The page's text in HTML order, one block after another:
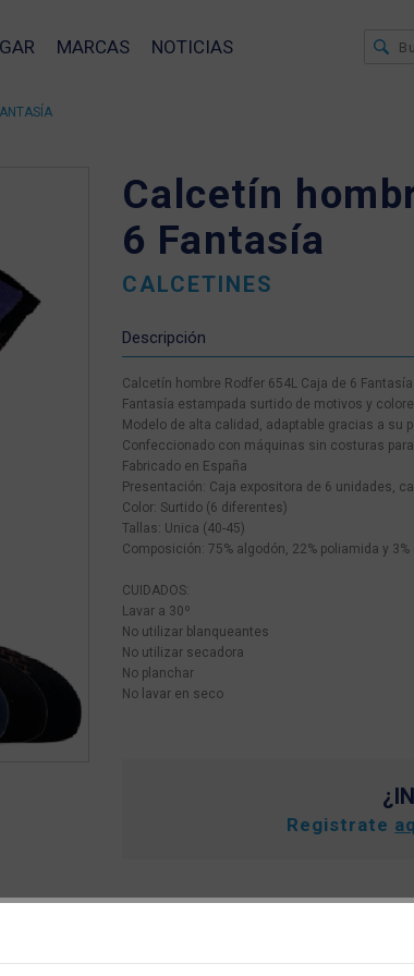
MARCAS NOTICIAS
Calcetín
6 Fantasía
CALCETINES
Descripción
Calcetín hombre Rodfer 654L Caja de 6 Fantasía
Fantasía estampada surtido de motivos y
Modelo de alta calidad, adaptable gracias a su
Confeccionado con máquinas sin costuras
Fabricado en España
Presentación: Caja expositora de 6 unidades,
Color: Surtido (6 diferentes)
Tallas: Unica (40-45)
Composición: 75% algodón, 22% poliamida y
CUIDADOS:
Lavar a 30º
No utilizar blanqueantes
No utilizar secadora
No planchar
No lavar en seco
Registrate